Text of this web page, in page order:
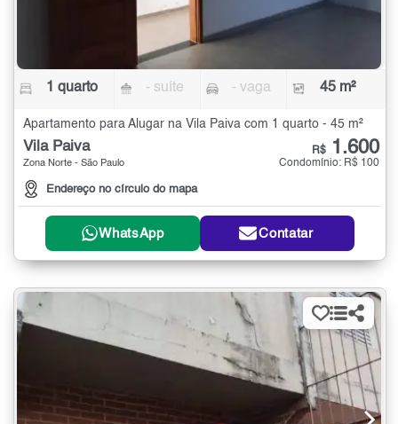
1 quarto - suíte - vaga 45 m²
Apartamento para Alugar na Vila Paiva com 1 quarto - 45 m²
Vila Paiva
Zona Norte - São Paulo
Endereço no círculo do mapa
R$ 1.600
Condomínio: R$ 100
WhatsApp Contatar